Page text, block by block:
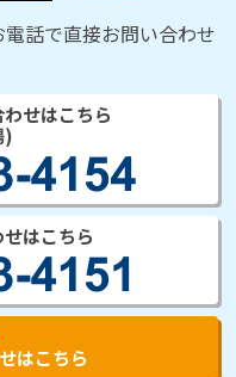
サ…
話で直接お問い合わせ
せはこちら
)
はこちら
はこちら